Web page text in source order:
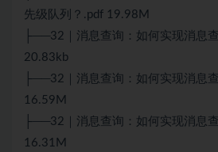
先级队列？.pdf 19.98M
├──32｜消息查询：如何实现消息
20.83kb
├──32｜消息查询：如何实现消息
16.59M
├──32｜消息查询：如何实现消息
16.31M